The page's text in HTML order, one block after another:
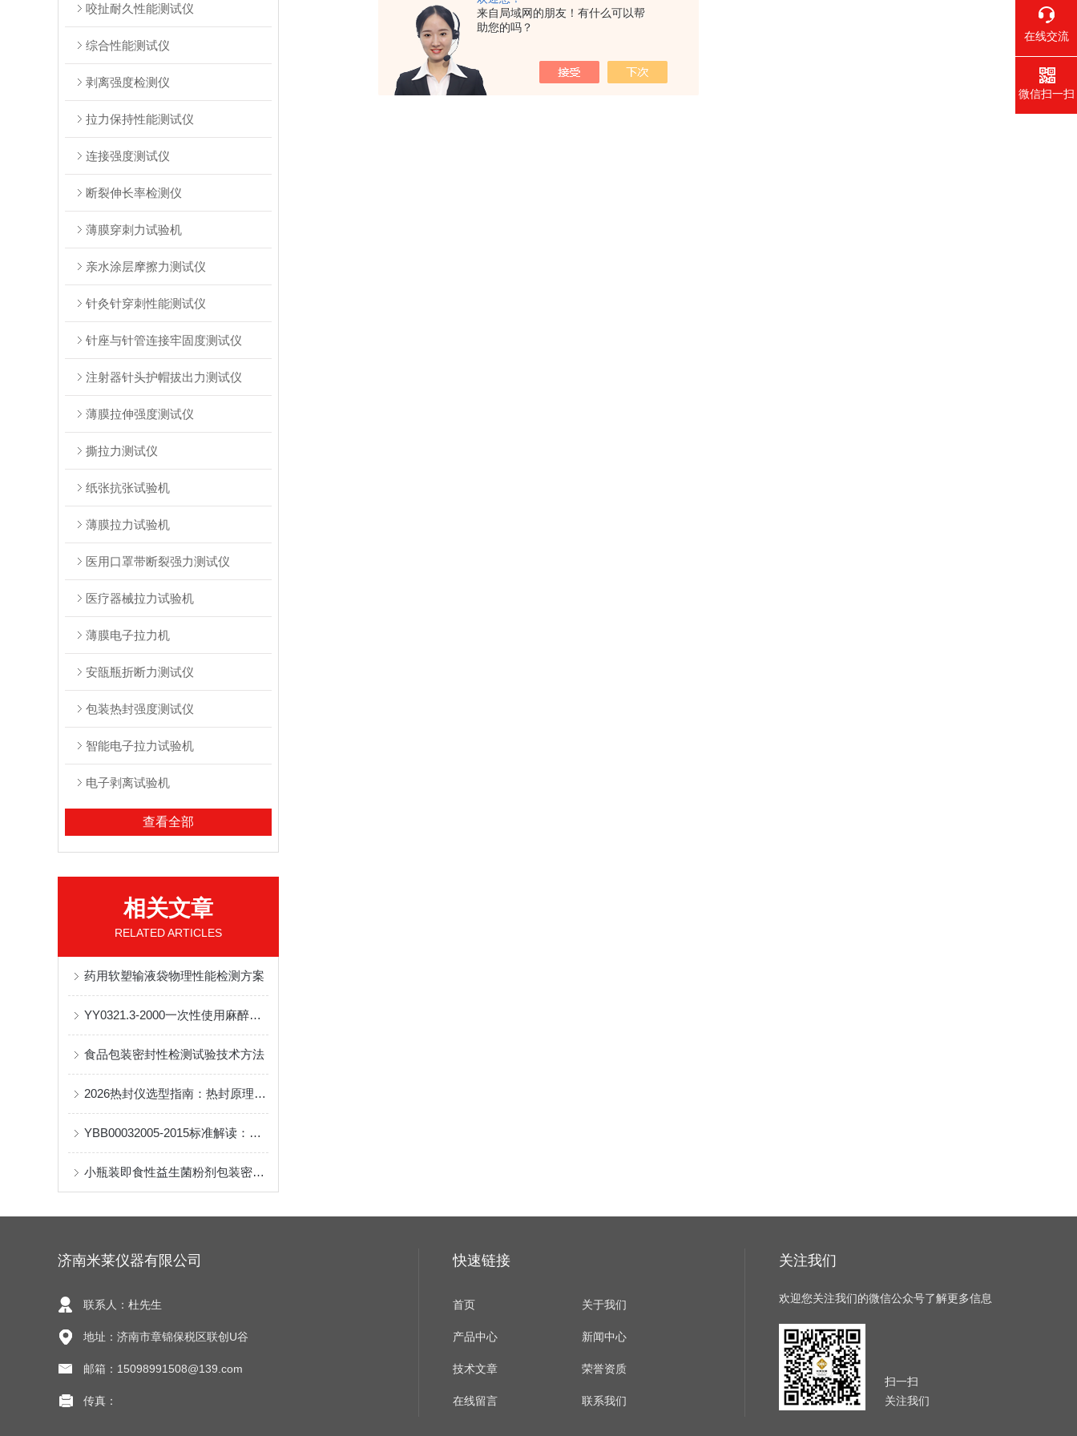
来自局域网的朋友！有什么可以帮
助您的吗？
咬扯耐久性能测试仪
综合性能测试仪
剥离强度检测仪
拉力保持性能测试仪
连接强度测试仪
断裂伸长率检测仪
薄膜穿刺力试验机
亲水涂层摩擦力测试仪
针灸针穿刺性能测试仪
针座与针管连接牢固度测试仪
注射器针头护帽拔出力测试仪
薄膜拉伸强度测试仪
撕拉力测试仪
纸张抗张试验机
薄膜拉力试验机
医用口罩带断裂强力测试仪
医疗器械拉力试验机
薄膜电子拉力机
安瓿瓶折断力测试仪
包装热封强度测试仪
智能电子拉力试验机
电子剥离试验机
查看全部
相关文章
RELATED ARTICLES
药用软塑输液袋物理性能检测方案
YY0321.3-2000一次性使用麻醉用过滤器检测方案
食品包装密封性检测试验技术方法
2026热封仪选型指南：热封原理、测试标准与包装行业应用全解
YBB00032005-2015标准解读：输液瓶线热膨胀系数检测仪器
小瓶装即食性益生菌粉剂包装密封完整性
济南米莱仪器有限公司
联系人：杜先生
地址：济南市章锦保税区联创U谷
邮箱：15098991508@139.com
传真：
快速链接
首页 关于我们
产品中心 新闻中心
技术文章 荣誉资质
在线留言 联系我们
关注我们
欢迎您关注我们的微信公众号了解更多信息
扫一扫
关注我们
在线交流
微信扫一扫